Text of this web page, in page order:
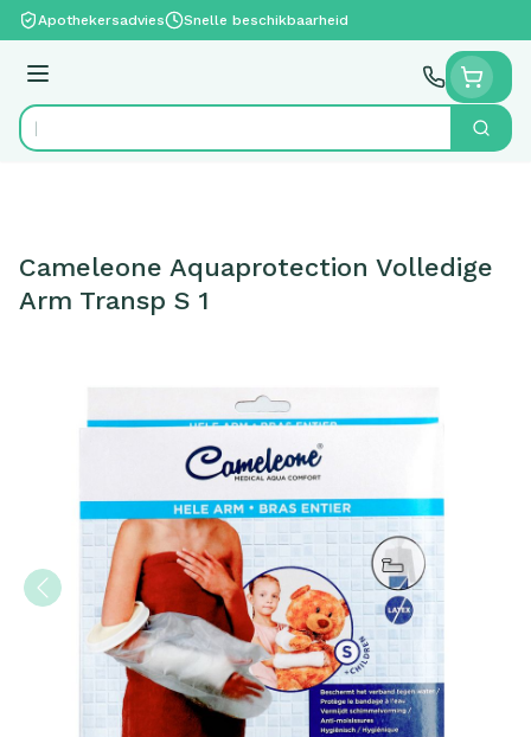
Ga naar de inhoud
Apothekersadvies Snelle beschikbaarheid
Menu
Product, merk, categorie... Zoek
Cameleone Aquaprotection Volledige
Arm Transp S 1